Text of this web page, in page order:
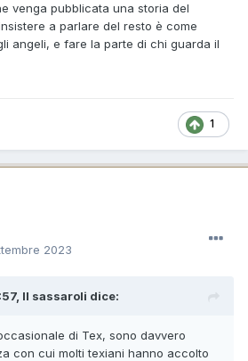
venga pubblicata una storia del
a parlare del resto è come
angeli, e fare la parte di chi guarda il
1
2023
Il sassaroli dice:
di Tex, sono davvero
con cui molti texiani hanno accolto